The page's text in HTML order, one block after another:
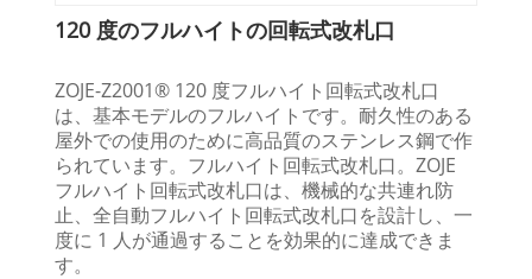
120 度のフルハイトの回転式改札口
ZOJE-Z2001® 120 度フルハイト回転式改札口
は、基本モデルのフルハイトです。耐久性のある
屋外での使用のために高品質のステンレス鋼で作
られています。フルハイト回転式改札口。ZOJE
フルハイト回転式改札口は、機械的な共連れ防
止、全自動フルハイト回転式改札口を設計し、一
度に 1 人が通過することを効果的に達成できま
す。